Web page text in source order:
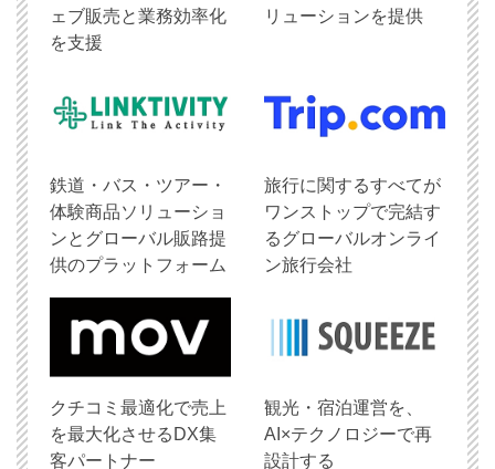
ェブ販売と業務効率化
を支援
リューションを提供
鉄道・バス・ツアー・
体験商品ソリューショ
ンとグローバル販路提
供のプラットフォーム
旅行に関するすべてが
ワンストップで完結す
るグローバルオンライ
ン旅行会社
クチコミ最適化で売上
を最大化させるDX集
客パートナー
観光・宿泊運営を、
AI×テクノロジーで再
設計する